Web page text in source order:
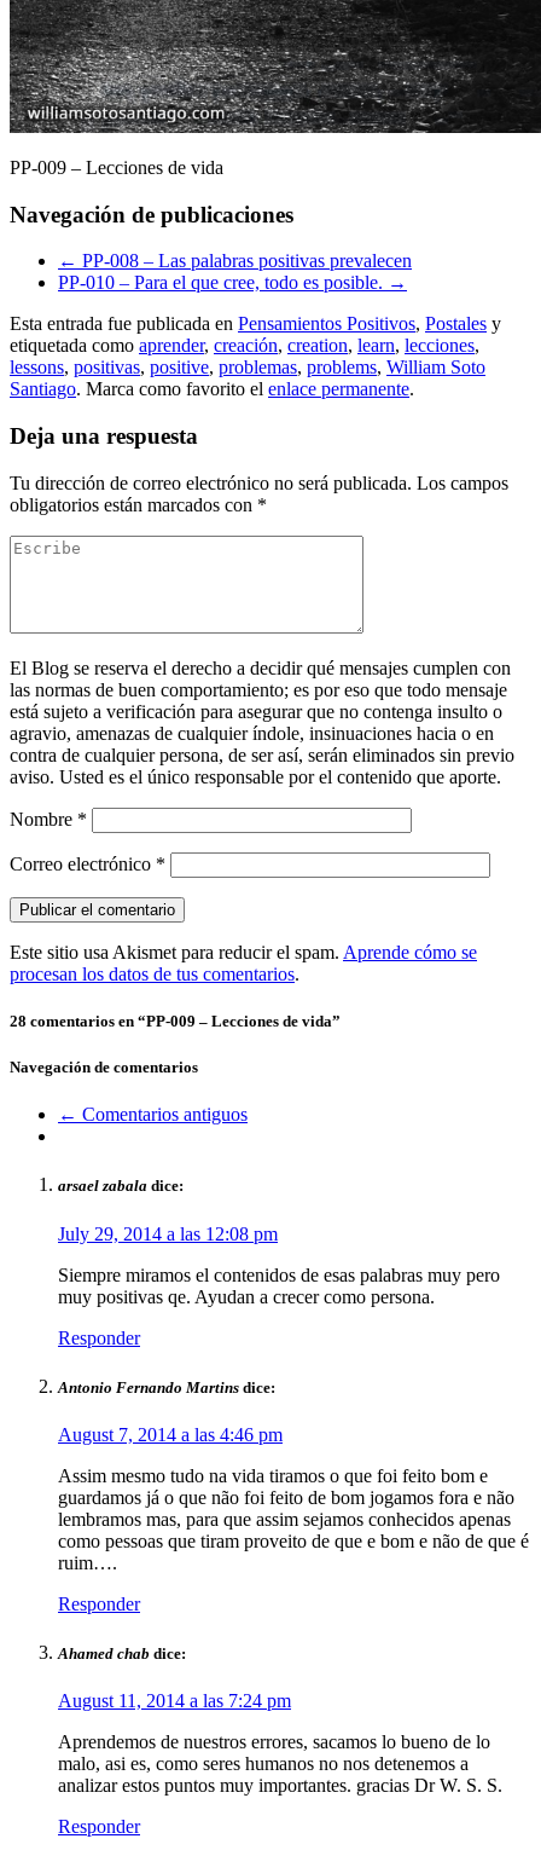
PP-009 – Lecciones de vida
Navegación de publicaciones
← PP-008 – Las palabras positivas prevalecen
PP-010 – Para el que cree, todo es posible. →
Esta entrada fue publicada en Pensamientos Positivos, Postales y
etiquetada como aprender, creación, creation, learn, lecciones,
lessons, positivas, positive, problemas, problems, William Soto
Santiago. Marca como favorito el enlace permanente.
Deja una respuesta
Tu dirección de correo electrónico no será publicada. Los campos
obligatorios están marcados con *
El Blog se reserva el derecho a decidir qué mensajes cumplen con
las normas de buen comportamiento; es por eso que todo mensaje
está sujeto a verificación para asegurar que no contenga insulto o
agravio, amenazas de cualquier índole, insinuaciones hacia o en
contra de cualquier persona, de ser así, serán eliminados sin previo
aviso. Usted es el único responsable por el contenido que aporte.
Nombre *
Correo electrónico *
Este sitio usa Akismet para reducir el spam. Aprende cómo se
procesan los datos de tus comentarios.
28 comentarios en “PP-009 – Lecciones de vida”
Navegación de comentarios
← Comentarios antiguos
arsael zabala dice:
July 29, 2014 a las 12:08 pm
Siempre miramos el contenidos de esas palabras muy pero
muy positivas qe. Ayudan a crecer como persona.
Responder
Antonio Fernando Martins dice:
August 7, 2014 a las 4:46 pm
Assim mesmo tudo na vida tiramos o que foi feito bom e
guardamos já o que não foi feito de bom jogamos fora e não
lembramos mas, para que assim sejamos conhecidos apenas
como pessoas que tiram proveito de que e bom e não de que é
ruim….
Responder
Ahamed chab dice:
August 11, 2014 a las 7:24 pm
Aprendemos de nuestros errores, sacamos lo bueno de lo
malo, asi es, como seres humanos no nos detenemos a
analizar estos puntos muy importantes. gracias Dr W. S. S.
Responder